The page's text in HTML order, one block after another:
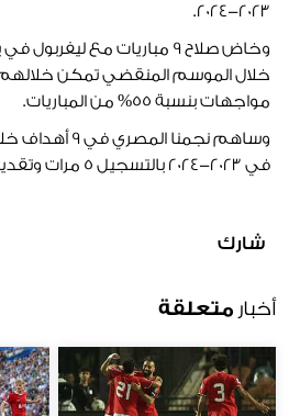
2023-2024.
وخاض صلاح 9 مباريات مع
مواجهات بنسبة 55% من المباريات.
في 2023-2024 بالتسجيل 5 مرات وتقديم 4 تمريرات حاسمة.
شارك
أخبار متعلقة